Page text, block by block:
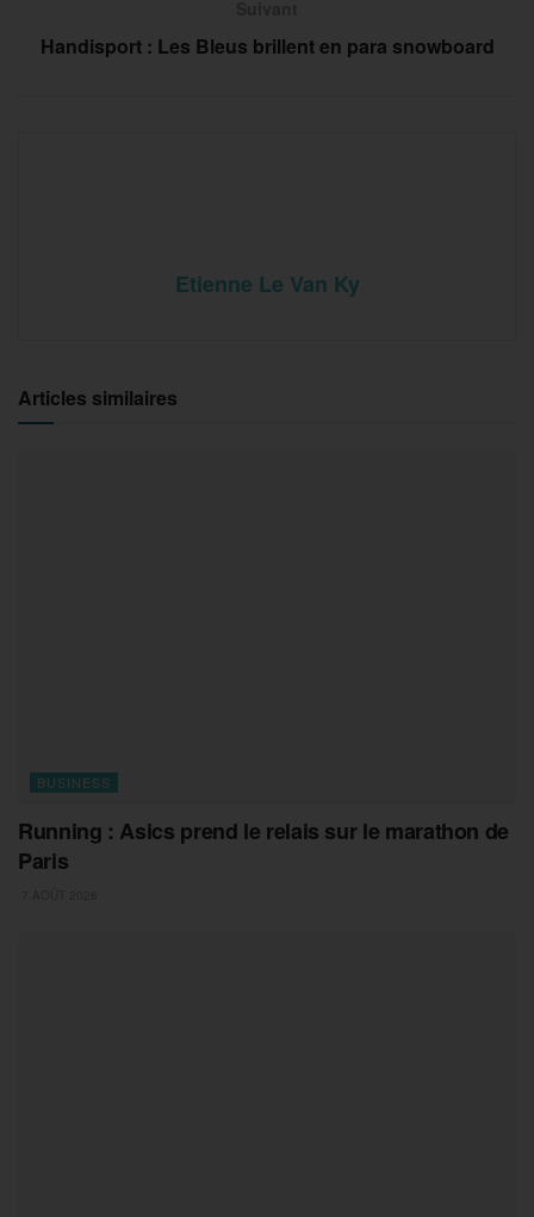
Handisport : Les Bleus brillent en para snowboard
Etienne Le Van Ky
Articles similaires
BUSINESS
Running : Asics prend le relais sur le marathon de
Paris